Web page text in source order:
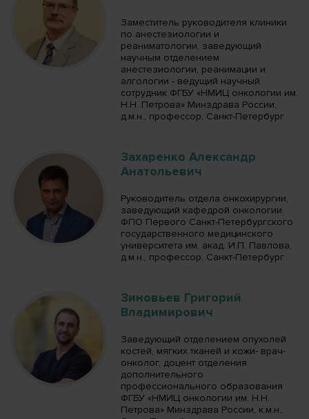
Заместитель руководителя клиники
по анестезиологии и
реаниматологии, заведующий
научным отделением
анестезиологии, реанимации и
алгологии - ведущий научный
сотрудник ФГБУ «НМИЦ онкологии им.
Н.Н. Петрова» Минздрава России,
д.м.н., профессор, Санкт-Петербург
Захаренко Александр
Анатольевич
Руководитель отдела онкохирургии,
заведующий кафедрой онкологии
ФПО Первого Санкт-Петербургского
государственного медицинского
университета им. акад. И.П. Павлова,
д.м.н., профессор, Санкт-Петербург
Зиновьев Григорий
Владимирович
Заведующий отделением опухолей
костей, мягких тканей и кожи- врач-
онколог, доцент отделения
дополнительного
профессионального образования
ФГБУ «НМИЦ онкологии им. Н.Н.
Петрова» Минздрава России, к.м.н.,